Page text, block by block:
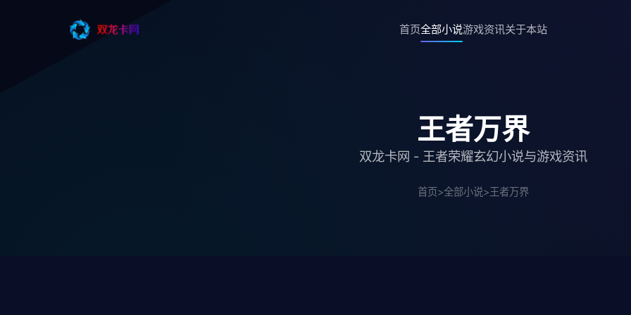
首页全部小说游戏资讯关于本站
王者万界
双龙卡网 - 王者荣耀玄幻小说与游戏资讯
首页>全部小说>王者万界